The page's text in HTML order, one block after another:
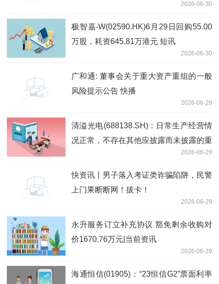
2026-06-30
极智嘉-W(02590.HK)6月29日回购55.00
万股，耗资645.81万港元 短讯
2026-06-30
广和通: 董事会关于重大资产重组的一般
风险提示公告 快播
2026-06-29
清溢光电(688138.SH)：日常生产经营情
况正常，不存在其他应披露而未披露的重
2026-06-29
快资讯丨男子落入考证类诈骗陷阱，民警
上门果断断网！拔卡！
2026-06-29
永升服务订立补充协议 豁免剩余收购对
价1670.76万元|当前资讯
2026-06-29
海通恒信(01905)：“23恒信G2”票面利率